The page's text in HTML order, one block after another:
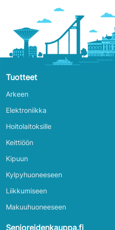
Tuotteet
Arkeen
Elektroniikka
Hoitolaitoksille
Keittiöön
Kipuun
Kylpyhuoneeseen
Liikkumiseen
Makuuhuoneeseen
Senioreidenkauppa.fi